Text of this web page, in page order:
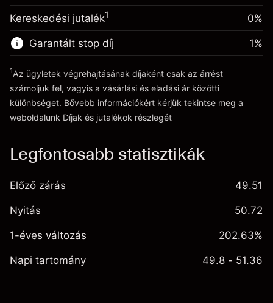
Ügyletméret tőkeáttétellel ~$2,000.00
Tőkeáttételből származó pénz ~
Kereskedési jutalék1 0%
Garantált stop díj
Díjak és jutalékokrészlegét
1%
1Az ügyletek végrehajtásának díjaként csak az árrést
számoljuk fel, vagyis a vásárlási és eladási ár közötti
különbséget. Bővebb információkért kérjük tekintse meg a
weboldalunk Díjak és jutalékok részlegét
Legfontosabb statisztikák
Előző zárás 49.51
Nyitás 50.72
1-éves változás 202.63%
Napi tartomány 49.8 - 51.36